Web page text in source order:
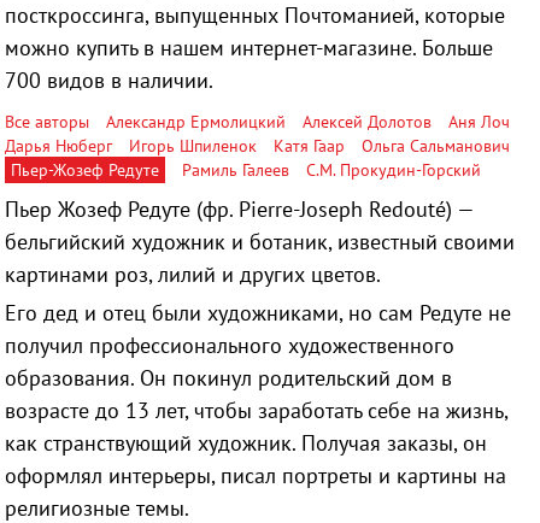
посткроссинга, выпущенных Почтоманией, которые
можно купить в нашем интернет-магазине. Больше
700 видов в наличии.
Все авторы Александр Ермолицкий Алексей Долотов
Аня Лоч
Дарья Нюберг
Игорь Шпиленок Катя Гаар
Ольга Сальманович
Пьер-Жозеф Редуте
Рамиль Галеев С.М. Прокудин-Горский
Пьер Жозеф Редуте (фр. Pierre-Joseph Redouté) —
бельгийский художник и ботаник, известный своими
картинами роз, лилий и других цветов.
Его дед и отец были художниками, но сам Редуте не
получил профессионального художественного
образования. Он покинул родительский дом в
возрасте до 13 лет, чтобы заработать себе на жизнь,
как странствующий художник. Получая заказы, он
оформлял интерьеры, писал портреты и картины на
религиозные темы.